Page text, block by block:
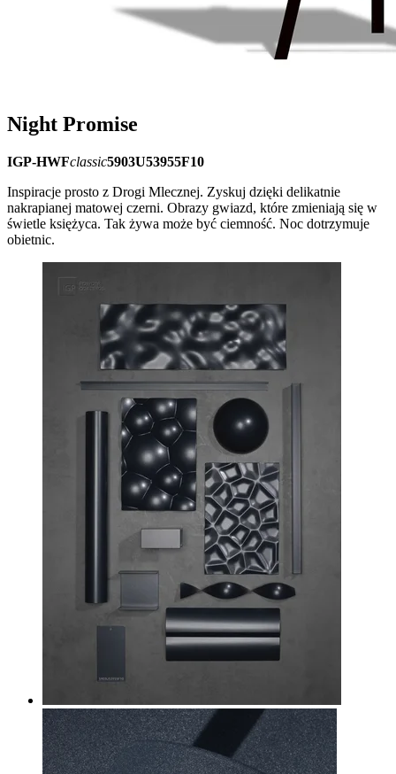
Night Promise
IGP-HWFclassic5903U53955F10
Inspiracje prosto z Drogi Mlecznej. Zyskuj dzięki delikatnie
nakrapianej matowej czerni. Obrazy gwiazd, które zmieniają się w
świetle księżyca. Tak żywa może być ciemność. Noc dotrzymuje
obietnic.